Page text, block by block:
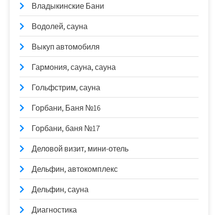
Владыкинские Бани
Водолей, сауна
Выкуп автомобиля
Гармония, сауна, сауна
Гольфстрим, сауна
Горбани, Баня №16
Горбани, баня №17
Деловой визит, мини-отель
Дельфин, автокомплекс
Дельфин, сауна
Диагностика